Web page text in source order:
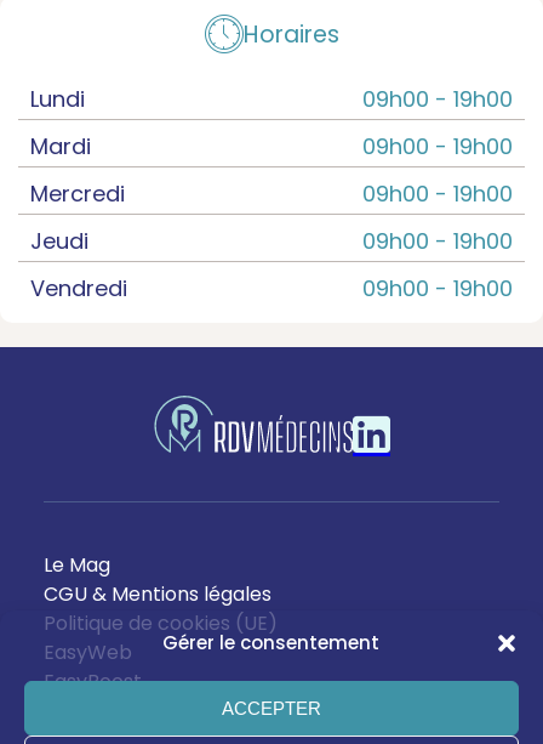
Gérer le consentement
ACCEPTER
Horaires
Lundi 09h00 - 19h00
Mardi
09h00 - 19h00
Mercredi
09h00 - 19h00
Jeudi
09h00 - 19h00
Vendredi
09h00 - 19h00
Le Mag
CGU & Mentions légales
Politique de cookies (UE)
EasyWeb
EasyBoost